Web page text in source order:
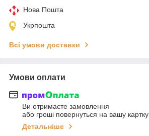
Нова Пошта
Укрпошта
Всі умови доставки
Умови оплати
Ви отримаєте замовлення
або гроші повернуться на вашу картку
Детальніше